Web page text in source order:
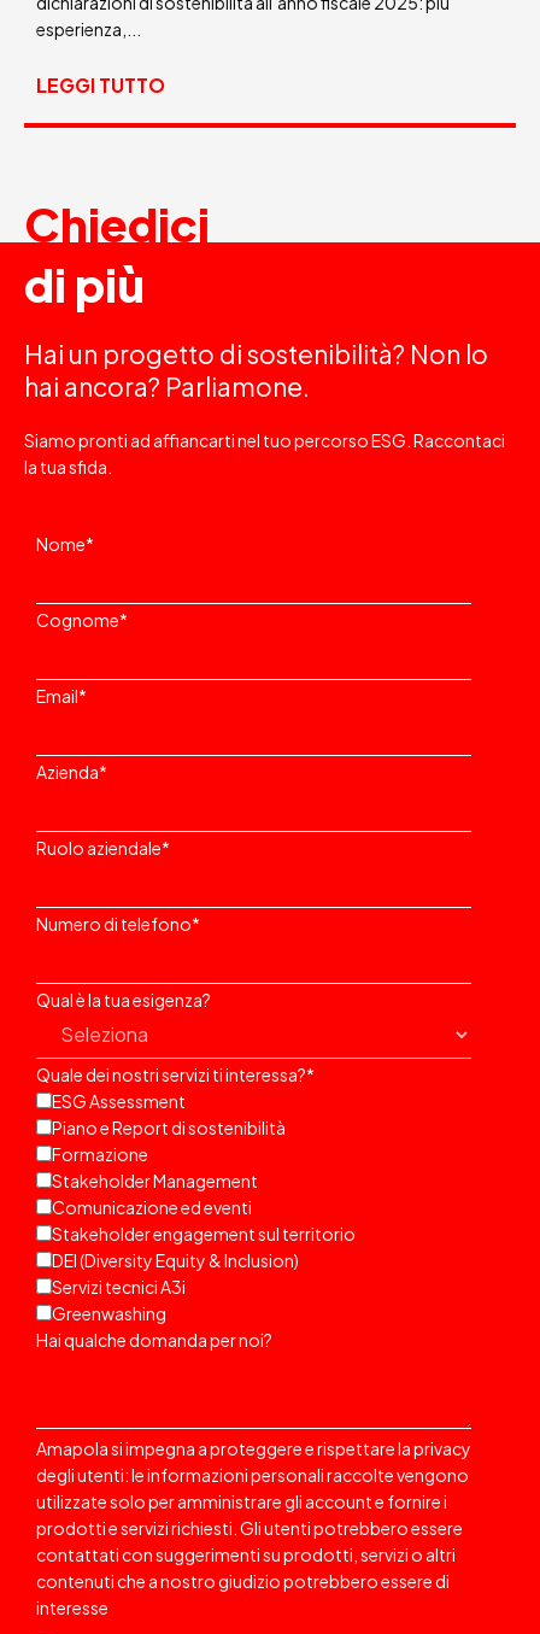
esperienza,...
LEGGI TUTTO
Chiedici
di più
Hai un progetto di sostenibilità? Non lo
hai ancora? Parliamone.
Siamo pronti ad affiancarti nel tuo percorso ESG. Raccontaci
la tua sfida.
Nome*
Cognome*
Email*
Azienda*
Ruolo aziendale*
Numero di telefono*
Qual è la tua esigenza?
Quale dei nostri servizi ti interessa?*
ESG Assessment
Piano e Report di sostenibilità
Formazione
Stakeholder Management
Comunicazione ed eventi
Stakeholder engagement sul territorio
DEI (Diversity Equity & Inclusion)
Servizi tecnici A3i
Greenwashing
Hai qualche domanda per noi?
Amapola si impegna a proteggere e rispettare la privacy
degli utenti: le informazioni personali raccolte vengono
utilizzate solo per amministrare gli account e fornire i
prodotti e servizi richiesti. Gli utenti potrebbero essere
contattaticon suggerimenti su prodotti, servizi o altri
contenuti che a nostro giudizio potrebbero essere di
interesse